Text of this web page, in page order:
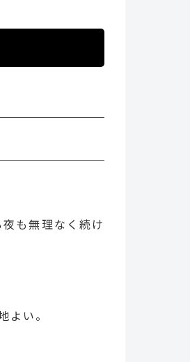
も無理なく続け
い。